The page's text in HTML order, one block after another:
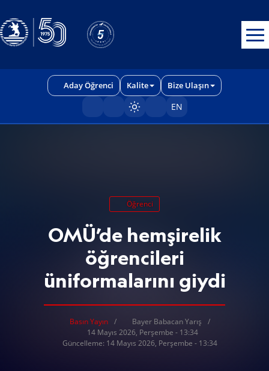
Aday Öğrenci Kalite Bize Ulaşın
Sayfayı karart/aç
EN
Öğrenci
OMÜ’de hemşirelik
öğrencileri
üniformalarını giydi
Basın Yayın
Bayer Babacan Yarış
14 Mayıs 2026, Perşembe - 13:34
Güncelleme: 14 Mayıs 2026, Perşembe - 13:34